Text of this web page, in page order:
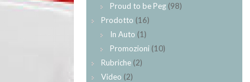
Proud to be Peg (98)
Prodotto (16)
In Auto (1)
Promozioni (10)
Rubriche (2)
Video (2)